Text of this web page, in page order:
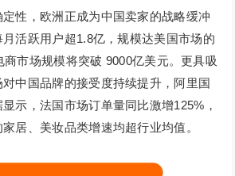
性，欧洲正成为中国卖家的战略缓冲
活跃用户超1.8亿，规模达美国市场的
商市场规模将突破 9000亿美元。更具吸
中国品牌的接受度持续提升，阿里国
示，法国市场订单量同比激增125%，
居、美妆品类增速均超行业均值。